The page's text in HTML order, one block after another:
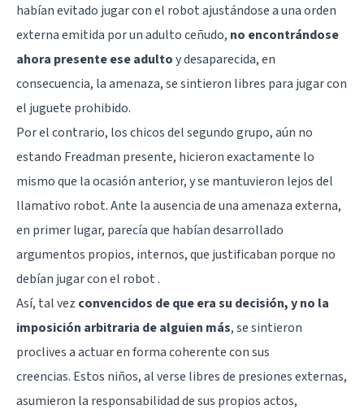
habían evitado jugar con el robot ajustándose a una orden
externa emitida por un adulto ceñudo, no encontrándose
ahora presente ese adultoy desaparecida, en
consecuencia, la amenaza, se sintieron libres para jugar con
el juguete prohibido.
Por el contrario, los chicos del segundo grupo, aún no
estando Freadman presente, hicieron exactamente lo
mismo que la ocasión anterior, y se mantuvieron lejos del
llamativo robot. Ante la ausencia de una amenaza externa,
en primer lugar, parecía que habían desarrollado
argumentos propios, internos, que justificaban porque no
debían jugar con el robot .
Así, tal vez convencidos de que era su decisión, y no la
imposición arbitraria de alguien más, se sintieron
proclives a actuar en forma coherente con sus
creencias. Estos niños, al verse libres de presiones externas,
asumieron la responsabilidad de sus propios actos,